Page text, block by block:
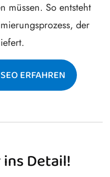
müssen. So entsteht
der
ERFAHREN
Detail!